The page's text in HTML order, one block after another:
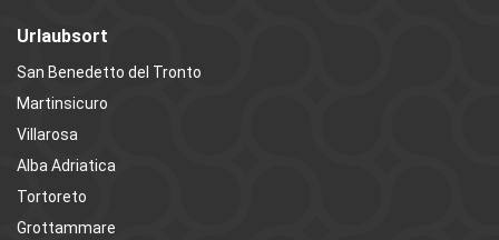
Urlaubsort
San Benedetto del Tronto
Martinsicuro
Villarosa
Alba Adriatica
Tortoreto
Grottammare